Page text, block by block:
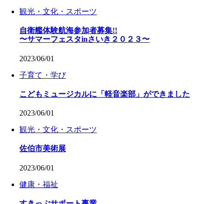
観光・文化・スポーツ
自衛艦体験航海参加者募集!!
〜サマーフェスタinさいき２０２３〜
2023/06/01
子育て・学び
こどもミュージカルに「軽音楽部」ができました
2023/06/01
観光・文化・スポーツ
佐伯市美術展
2023/06/01
健康・福祉